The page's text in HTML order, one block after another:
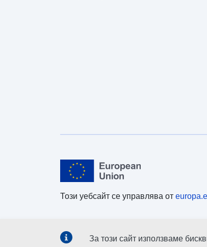
Този уебсайт се управлява от
За този сайт използваме